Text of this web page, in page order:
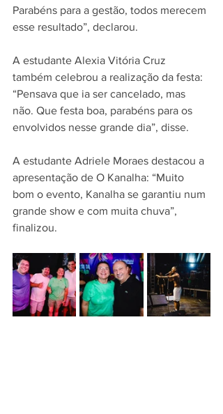
Parabéns para a gestão, todos merecem
esse resultado”, declarou.
A estudante Alexia Vitória Cruz
também celebrou a realização da festa:
“Pensava que ia ser cancelado, mas
não. Que festa boa, parabéns para os
envolvidos nesse grande dia”, disse.
A estudante Adriele Moraes destacou a
apresentação de O Kanalha: “Muito
bom o evento, Kanalha se garantiu num
grande show e com muita chuva”,
finalizou.